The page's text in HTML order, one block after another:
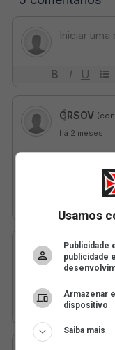
Usamos
Publicidade
publicidade
Armazenar
dispositivo
Saiba mais